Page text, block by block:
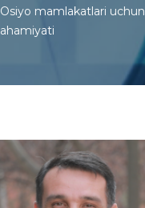
Osiyo mamlakatlari uchun
ahamiyati